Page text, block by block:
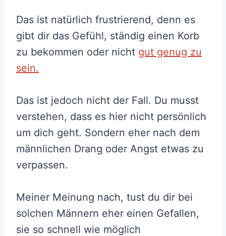
Das ist natürlich frustrierend, denn es
gibt dir das Gefühl, ständig einen Korb
zu bekommen oder nicht gut genug zu
sein.
Das ist jedoch nicht der Fall. Du musst
verstehen, dass es hier nicht persönlich
um dich geht. Sondern eher nach dem
männlichen Drang oder Angst etwas zu
verpassen.
Meiner Meinung nach, tust du dir bei
solchen Männern eher einen Gefallen,
sie so schnell wie möglich